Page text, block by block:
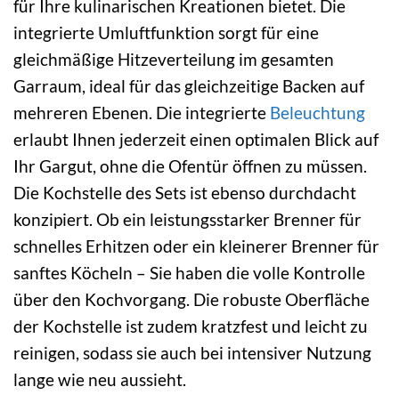
für Ihre kulinarischen Kreationen bietet. Die
integrierte Umluftfunktion sorgt für eine
gleichmäßige Hitzeverteilung im gesamten
Garraum, ideal für das gleichzeitige Backen auf
mehreren Ebenen. Die integrierte Beleuchtung
erlaubt Ihnen jederzeit einen optimalen Blick auf
Ihr Gargut, ohne die Ofentür öffnen zu müssen.
Die Kochstelle des Sets ist ebenso durchdacht
konzipiert. Ob ein leistungsstarker Brenner für
schnelles Erhitzen oder ein kleinerer Brenner für
sanftes Köcheln – Sie haben die volle Kontrolle
über den Kochvorgang. Die robuste Oberfläche
der Kochstelle ist zudem kratzfest und leicht zu
reinigen, sodass sie auch bei intensiver Nutzung
lange wie neu aussieht.